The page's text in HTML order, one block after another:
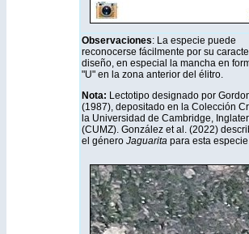
Observaciones: La especie puede
reconocerse fácilmente por su
diseño, en especial la mancha en
"U" en la zona anterior del élitro.
Nota: Lectotipo designado por
(1987), depositado en la Colección
la Universidad de Cambridge,
(CUMZ). González et al. (2022)
el género Jaguarita para esta